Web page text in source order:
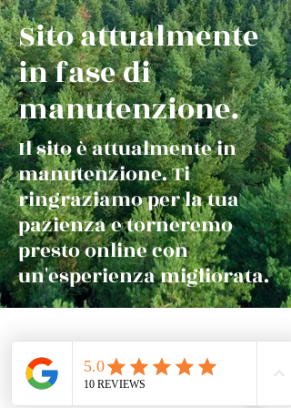
Sito attualmente
in fase di
manutenzione.
Il sito è attualmente in
manutenzione. Ti
ringraziamo per la tua
pazienza e torneremo
presto online con
un'esperienza migliorata.